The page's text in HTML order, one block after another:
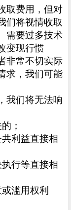
取费用，但对
们将视情收取
需要过多技术
变现行惯
非常不切实际
求，我们可能
我们将无法响
；
利益直接相
行等直接相
滥用权利